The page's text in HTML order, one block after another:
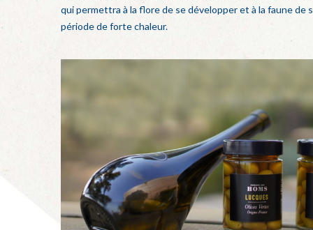
qui permettra à la flore de se développer et à la faune de
période de forte chaleur.